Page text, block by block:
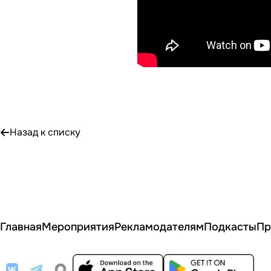
Назад к списку
ГлавнаяМероприятияРекламодателямПодкасты